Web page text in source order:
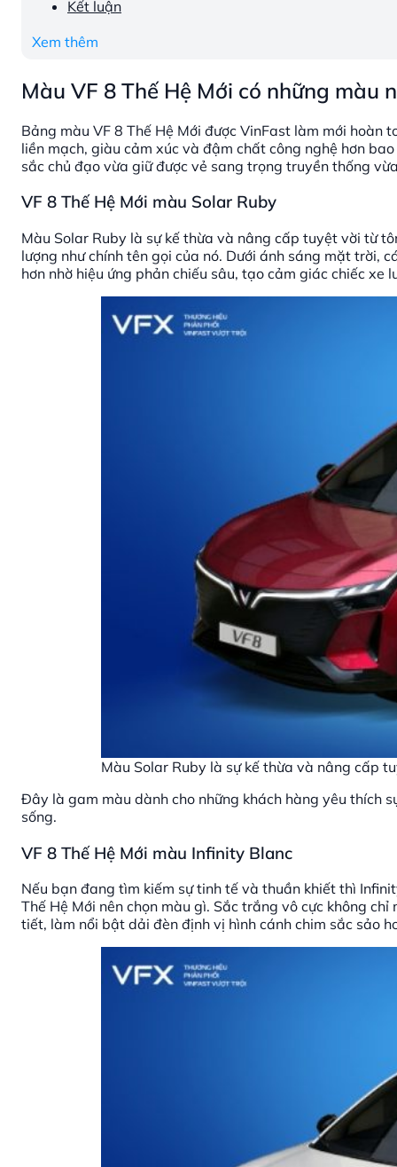
Kết luận
Xem thêm
Màu VF 8 Thế Hệ Mới có những màu
Bảng màu VF 8 Thế Hệ Mới được VinFast làm mới hoàn
liền mạch, giàu cảm xúc và đậm chất công nghệ hơn
sắc chủ đạo vừa giữ được vẻ sang trọng truyền thống
VF 8 Thế Hệ Mới màu Solar Ruby
Màu Solar Ruby là sự kế thừa và nâng cấp tuyệt vời từ
lượng như chính tên gọi của nó. Dưới ánh sáng mặt trời,
hơn nhờ hiệu ứng phản chiếu sâu, tạo cảm giác chiếc
Màu Solar Ruby là sự kế thừa và nâng cấp
Đây là gam màu dành cho những khách hàng yêu thích
sống.
VF 8 Thế Hệ Mới màu Infinity Blanc
Nếu bạn đang tìm kiếm sự tinh tế và thuần khiết thì
Thế Hệ Mới nên chọn màu gì. Sắc trắng vô cực không
tiết, làm nổi bật dải đèn định vị hình cánh chim sắc sảo